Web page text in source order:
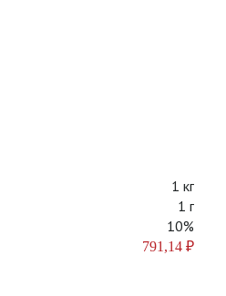
1 кг
1 г
10%
791,14 ₽